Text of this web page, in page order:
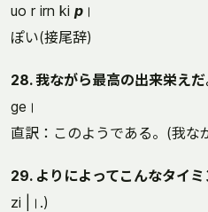
uo r irn ki p ।
ぽい(接尾辞)
28. 我ながら最高の出来栄えだ
ge।
直訳：このようである。(我な
29. よりによってこんなタイ
zi |।.)